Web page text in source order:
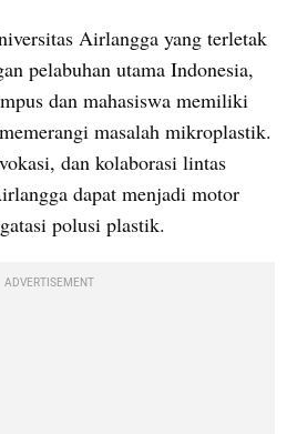
Airlangga yang terletak
pelabuhan utama Indonesia,
dan mahasiswa memiliki
masalah mikroplastik.
dan kolaborasi lintas
dapat menjadi motor
polusi plastik.
ADVERTISEMENT